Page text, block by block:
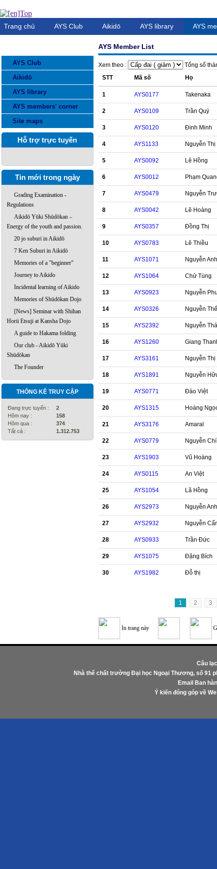
Trang chủ AYS Club Aikidō AYS library AYS
AYS Club
Aikidō
AYS library
AYS members' corner
Site maps
Hỗ trợ trực tuyến
Tin mới trong ngày
Grading Examination -
Regulations
Aikidō Yūki Shūdōkan –
Energy of the youth and passion.
20 jo suburi in Aikidō
7 Ken Suburi in Aikidō
Memories of a "beginner"
Journey to Aikido
Incidental learning of Aikido
Memories of Shūdōkan Dojo
[News] Seminar with Shihan
Horii Etsuji at Kansha Dojo
A guide to Hakama folding
Our club - Aikidō Yūki
Shūdōkan
The Founder
THỐNG KÊ TRUY CẬP
Đang trực tuyến :
2
Hôm nay :
158
Hôm qua :
374
Tất cả :
1.312.753
AYS Member List
Xem theo :
Tổng số
STT
Mã số Họ
1 AYS0177 Takenaka
2 AYS0109 Trần Quý
3 AYS0120 Đinh Minh
4 AYS1133 Nguyễn
5 AYS0092 Lê Hồng
6 AYS0012 Phạm
7 AYS0479 Nguyễn
8 AYS0042 Lê Hoàng
9 AYS0357 Đồng Thị
10 AYS0783 Lê Thiều
11 AYS1071 Nguyễn Anh
12 AYS1064 Chử Tùng
13 AYS0923 Nguyễn
14 AYS0326 Nguyễn Thế
15 AYS2392 Nguyễn
16 AYS1260 Giang
17 AYS3161 Nguyễn
18 AYS1891 Nguyễn
19 AYS0771 Đào Việt
20 AYS1315 Hoàng
21 AYS3176 Amaral
22 AYS0779 Nguyễn Chí
23 AYS1903 Vũ Hoàng
24 AYS0115 An Việt
25 AYS1054 Lã Hồng
26 AYS2973 Nguyễn Anh
27 AYS2932 Nguyễn
28 AYS0933 Trần Đức
29 AYS1075 Đặng Bích
30 AYS1982 Đỗ thị
1 2 3
In trang này
Câu
Nhà thể chất trường Đại học Ngoại Thương, số 91
Email Ban
Ý kiến đóng góp về